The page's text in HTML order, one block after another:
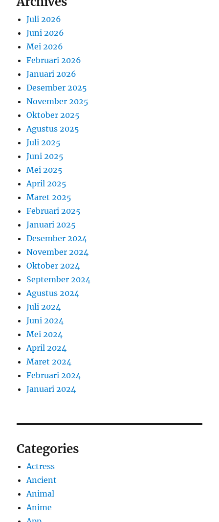
Juli 2026
Juni 2026
Mei 2026
Februari 2026
Januari 2026
Desember 2025
November 2025
Oktober 2025
Agustus 2025
Juli 2025
Juni 2025
Mei 2025
April 2025
Maret 2025
Februari 2025
Januari 2025
Desember 2024
November 2024
Oktober 2024
September 2024
Agustus 2024
Juli 2024
Juni 2024
Mei 2024
April 2024
Maret 2024
Februari 2024
Januari 2024
Categories
Actress
Ancient
Animal
Anime